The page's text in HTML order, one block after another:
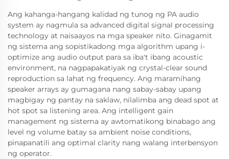
Ang kahanga-hangang kalidad ng tunog ng PA audio
system ay nagmula sa advanced digital signal processing
technology at naisaayos na mga speaker nito. Ginagamit
ng sistema ang sopistikadong mga algorithm upang i-
optimize ang audio output para sa iba't ibang acoustic
environment, na nagpapakatiyak ng crystal-clear sound
reproduction sa lahat ng frequency. Ang maramihang
speaker arrays ay gumagana nang sabay-sabay upang
magbigay ng pantay na saklaw, nilalimba ang dead spot at
hot spot sa listening area. Ang intelligent gain
management ng sistema ay awtomatikong binabago ang
level ng volume batay sa ambient noise conditions,
pinapanatili ang optimal clarity nang walang interbensyon
ng operator.